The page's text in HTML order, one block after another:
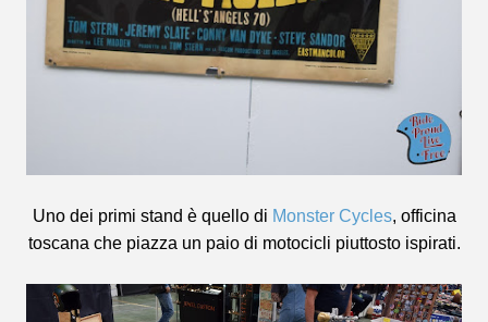
Uno dei primi stand è quello di Monster Cycles, officina
toscana che piazza un paio di motocicli piuttosto ispirati.